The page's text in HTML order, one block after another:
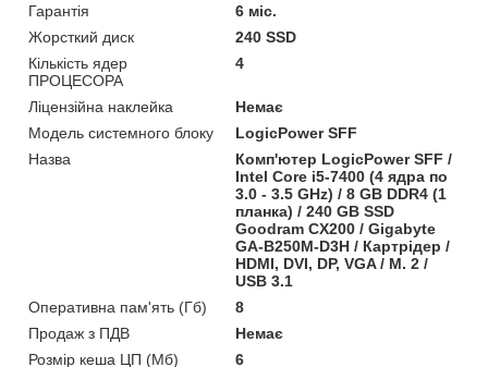
Гарантія
6 міс.
Жорсткий диск
240 SSD
Кількість ядер
ПРОЦЕСОРА
4
Ліцензійна наклейка
Немає
Модель системного блоку
LogicPower SFF
Назва
Комп'ютер LogicPower SFF /
Intel Core i5-7400 (4 ядра по
3.0 - 3.5 GHz) / 8 GB DDR4 (1
планка) / 240 GB SSD
Goodram CX200 / Gigabyte
GA-B250M-D3H / Картрідер /
HDMI, DVI, DP, VGA / M. 2 /
USB 3.1
Оперативна пам'ять (Гб)
8
Продаж з ПДВ
Немає
Розмір кеша ЦП (Мб)
6